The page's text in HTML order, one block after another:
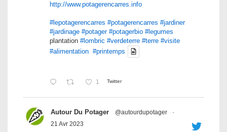
http://www.potagerencarres.info
#lepotagerencarres #potagerencarres #jardiner
#jardinage #potager #potagerbio #legumes
plantation #lombric #verdeterre #terre #visite
#alimentation #printemps
1 Twitter
Autour Du Potager @autourdupotager
·
21 Avr 2023